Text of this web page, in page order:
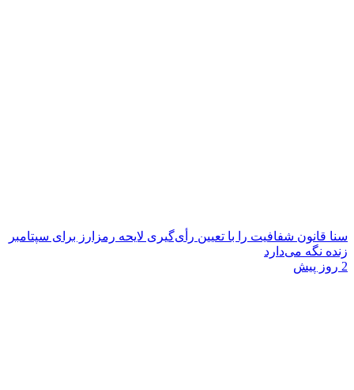
سنا قانون شفافیت را با تعیین رأی‌گیری لایحه رمزارز برای سپتامبر
زنده نگه می‌دارد
2 روز پیش